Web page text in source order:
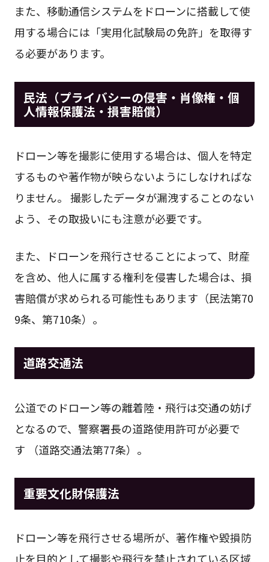
また、移動通信システムをドローンに搭載して使
用する場合には「実用化試験局の免許」を取得す
る必要があります。
民法（プライバシーの侵害・肖像権・個
人情報保護法・損害賠償）
ドローン等を撮影に使用する場合は、個人を特定
するものや著作物が映らないようにしなければな
りません。 撮影したデータが漏洩することのない
よう、その取扱いにも注意が必要です。
また、ドローンを飛行させることによって、財産
を含め、他人に属する権利を侵害した場合は、損
害賠償が求められる可能性もあります（民法第70
9条、第710条）。
道路交通法
公道でのドローン等の離着陸・飛行は交通の妨げ
となるので、警察署長の道路使用許可が必要で
す （道路交通法第77条）。
重要文化財保護法
ドローン等を飛行させる場所が、著作権や毀損防
止を目的として撮影や飛行を禁止されている区域